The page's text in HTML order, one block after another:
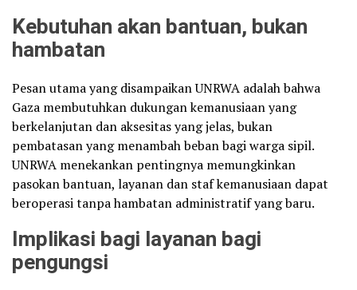
Kebutuhan akan bantuan, bukan
hambatan
Pesan utama yang disampaikan UNRWA adalah bahwa
Gaza membutuhkan dukungan kemanusiaan yang
berkelanjutan dan aksesitas yang jelas, bukan
pembatasan yang menambah beban bagi warga sipil.
UNRWA menekankan pentingnya memungkinkan
pasokan bantuan, layanan dan staf kemanusiaan dapat
beroperasi tanpa hambatan administratif yang baru.
Implikasi bagi layanan bagi
pengungsi